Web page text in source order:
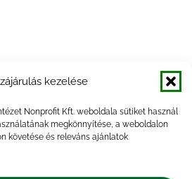
kezelése
Nonprofit Kft. weboldala sütiket használ
megkönnyítése, a weboldalon
követése és releváns ajánlatok